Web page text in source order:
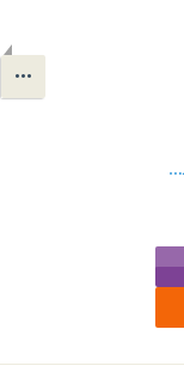
العلاقة الحميمية: لغز العلاقة الحامية الثقة بالنفس وبالآخرين